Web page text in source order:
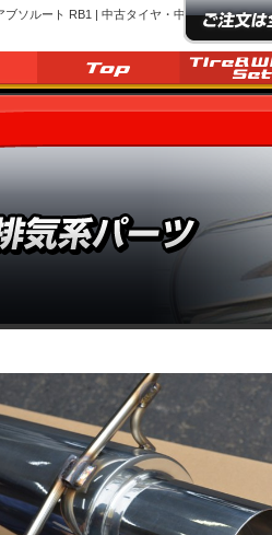
ソルート RB1 | 中古タイヤ・中古ホイールの